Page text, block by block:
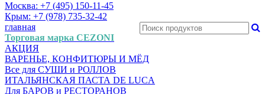
Москва: +7 (495) 150-11-45
Крым: +7 (978) 735-32-42
главная
Торговая марка CEZONI
АКЦИЯ
ВАРЕНЬЕ, КОНФИТЮРЫ И МЁД
Все для СУШИ и РОЛЛОВ
ИТАЛЬЯНСКАЯ ПАСТА DE LUCA
Для БАРОВ и РЕСТОРАНОВ